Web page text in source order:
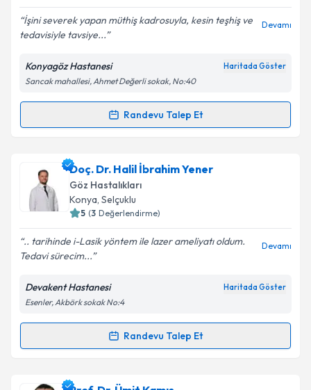
E-posta Adresiniz
Kişisel verilerimin işlenmesine ilişkin
Metni'ni okudum ve kişisel verilerimin belirtilen
kapsamda işlenmesini kabul ediyorum.
İşini severek yapan müthiş kadrosuyla, kesin teşhiş ve
tedavisiyle tavsiye...
Devamı
Konyagöz Hastanesi Haritada Göster
Sancak mahallesi, Ahmet Değerli sokak, No:40
Randevu Talep Et
Randevu Takvimi Talebi
Op. Dr. Fikret Uçar için randevu takvimi talebi
oluşturun. Size bu uzmandan randevu almanız için bir
takvim hazırlandığında e-posta ile bilgilendireceğiz.
Kişisel verilerimin işlenmesine ilişkin
Aydınlatma
Metni'ni okudum ve kişisel verilerimin belirtilen
kapsamda işlenmesini kabul ediyorum.
Doç. Dr. Halil İbrahim Yener
Göz Hastalıkları
Konya, Selçuklu
5 (3 Değerlendirme)
.. tarihinde i-Lasik yöntem ile lazer ameliyatı oldum.
Tedavi sürecim...
Devamı
Devakent Hastanesi Haritada Göster
Esenler, Akbörk sokak No:4
Randevu Talep Et
Randevu Takvimi Talebi